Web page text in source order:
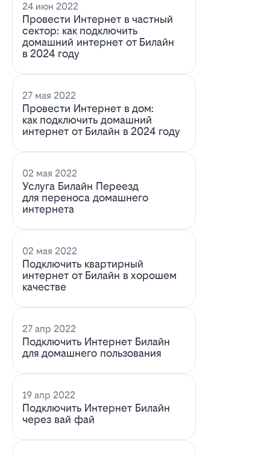
24 июн 2022
Провести Интернет в частный
сектор: как подключить
домашний интернет от Билайн
в 2024 году
27 мая 2022
Провести Интернет в дом:
как подключить домашний
интернет от Билайн в 2024 году
02 мая 2022
Услуга Билайн Переезд
для переноса домашнего
интернета
02 мая 2022
Подключить квартирный
интернет от Билайн в хорошем
качестве
27 апр 2022
Подключить Интернет Билайн
для домашнего пользования
19 апр 2022
Подключить Интернет Билайн
через вай фай